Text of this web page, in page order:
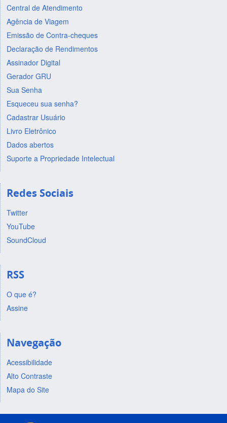
Central de Atendimento
Agência de Viagem
Emissão de Contra-cheques
Declaração de Rendimentos
Assinador Digital
Gerador GRU
Sua Senha
Esqueceu sua senha?
Cadastrar Usuário
Livro Eletrônico
Dados abertos
Suporte a Propriedade Intelectual
Redes Sociais
Twitter
YouTube
SoundCloud
RSS
O que é?
Assine
Navegação
Acessibilidade
Alto Contraste
Mapa do Site